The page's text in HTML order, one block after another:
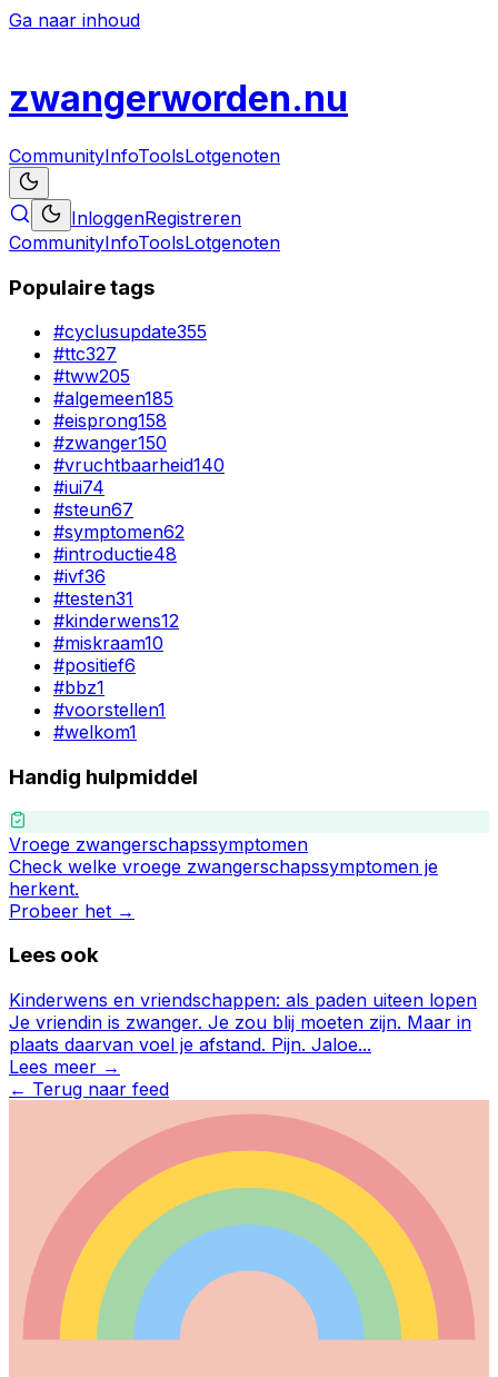
Ga naar inhoud
zwangerworden.nu
CommunityInfoToolsLotgenoten
InloggenRegistreren
CommunityInfoToolsLotgenoten
Populaire tags
#cyclusupdate355
#ttc327
#tww205
#algemeen185
#eisprong158
#zwanger150
#vruchtbaarheid140
#iui74
#steun67
#symptomen62
#introductie48
#ivf36
#testen31
#kinderwens12
#miskraam10
#positief6
#bbz1
#voorstellen1
#welkom1
Handig hulpmiddel
Vroege zwangerschapssymptomen
Check welke vroege zwangerschapssymptomen je
herkent.
Probeer het →
Lees ook
Kinderwens en vriendschappen: als paden uiteen lopen
Je vriendin is zwanger. Je zou blij moeten zijn. Maar in
plaats daarvan voel je afstand. Pijn. Jaloe...
Lees meer →
← Terug naar feed